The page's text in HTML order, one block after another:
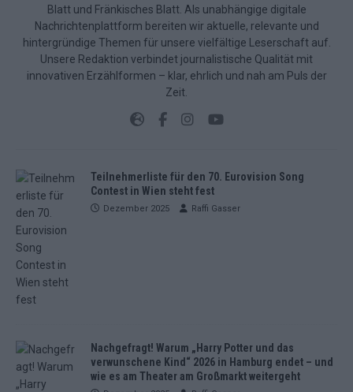
Blatt und Fränkisches Blatt. Als unabhängige digitale
Nachrichtenplattform bereiten wir aktuelle, relevante und
hintergründige Themen für unsere vielfältige Leserschaft auf.
Unsere Redaktion verbindet journalistische Qualität mit
innovativen Erzählformen – klar, ehrlich und nah am Puls der
Zeit.
Teilnehmerliste für den 70. Eurovision Song
Contest in Wien steht fest
Dezember 2025 Raffi Gasser
Nachgefragt! Warum „Harry Potter und das
verwunschene Kind“ 2026 in Hamburg endet – und
wie es am Theater am Großmarkt weitergeht